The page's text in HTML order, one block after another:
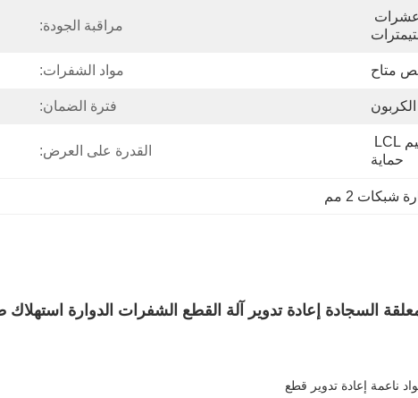
مراقبة الجودة:
متاح مواد الشفرات:
الكربون فترة الضمان:
حماية
القدرة على العرض:
شبكات 2 مم
السجادة إعادة تدوير آلة القطع الشفرات الدوارة